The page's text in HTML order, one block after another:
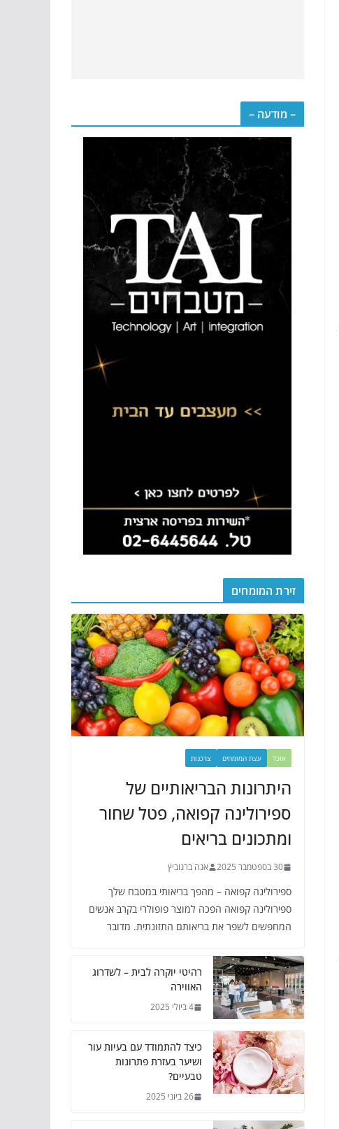
– מודעה –
זירת המומחים
אוכל עצת המומחים צרכנות
היתרונות הבריאותיים של
ספירולינה קפואה, פטל שחור
ומתכונים בריאים
30 בספטמבר 2025 אנה ברנוביץ
ספירולינה קפואה – מהפך בריאותי במטבח שלך
ספירולינה קפואה הפכה למוצר פופולרי בקרב אנשים
המחפשים לשפר את בריאותם התזונתית. מדובר
רהיטי יוקרה לבית – לשדרוג
האווירה
4 ביולי 2025
כיצד להתמודד עם בעיות עור
ושיער בעזרת פתרונות
טבעיים?
26 ביוני 2025